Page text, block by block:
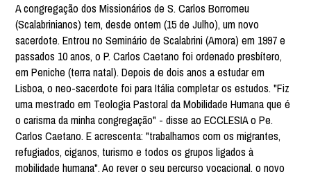
A congregação dos Missionários de S. Carlos Borromeu
(Scalabrinianos) tem, desde ontem (15 de Julho), um novo
sacerdote. Entrou no Seminário de Scalabrini (Amora) em 1997 e
passados 10 anos, o P. Carlos Caetano foi ordenado presbítero,
em Peniche (terra natal). Depois de dois anos a estudar em
Lisboa, o neo-sacerdote foi para Itália completar os estudos. "Fiz
uma mestrado em Teologia Pastoral da Mobilidade Humana que é
o carisma da minha congregação" - disse ao ECCLESIA o Pe.
Carlos Caetano. E acrescenta: "trabalhamos com os migrantes,
refugiados, ciganos, turismo e todos os grupos ligados à
mobilidade humana". Ao rever o seu percurso vocacional, o novo